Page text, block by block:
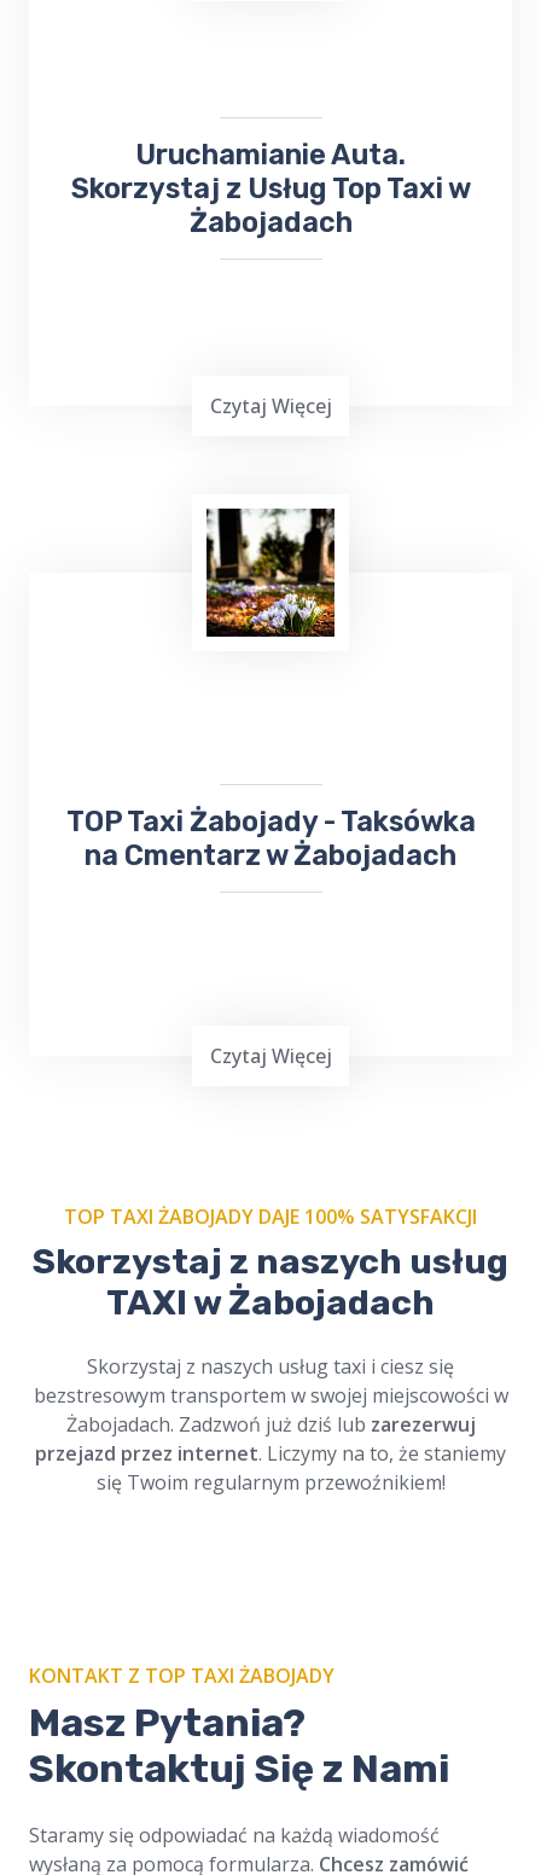
Uruchamianie Auta.
Skorzystaj z Usług Top Taxi w
Żabojadach
Uruchamianie autaz TOP Taxi Żabojady,
zarówno przy użyciu kabli, jak i dodatkowego
Czytaj Więcej
​TOP Taxi Żabojady - Taksówka
na Cmentarz w Żabojadach
Zamów naszetaxi na cmentarz w
Żabojadach i podróżuj w spokoju.
Profesjonalni kierowcy, szacunek dla tradycji.
bezpieczny przejazd.
Czytaj Więcej
TOP TAXI ŻABOJADY DAJE 100% SATYSFAKCJI
Skorzystaj z naszych usług
TAXI w Żabojadach
Skorzystaj z naszych usług taxi i ciesz się
bezstresowym transportem w swojej miejscowości w
Żabojadach. Zadzwoń już dziś lub zarezerwuj
przejazd przez internet. Liczymy na to, że staniemy
się Twoim regularnym przewoźnikiem!
KONTAKT Z TOP TAXI ŻABOJADY
Masz Pytania?
Skontaktuj Się z Nami
Staramy się odpowiadać na każdą wiadomość
wysłaną za pomocą formularza. Chcesz zamówić